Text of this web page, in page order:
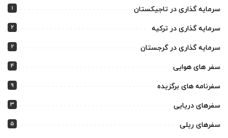
سرمایه گذاری در تاجیکستان 1
سرمایه گذاری در ترکیه 2
سرمایه گذاری در گرجستان 2
سفر های هوایی 4
سفرنامه های برگزیده 9
سفرهای دریایی 3
سفرهای ریلی 5